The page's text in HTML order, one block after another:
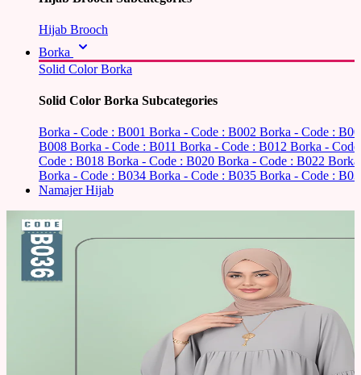
Hijab Brooch
Borka
Solid Color Borka
Solid Color Borka Subcategories
Borka - Code : B001 Borka - Code : B002 Borka - Code :
B008 Borka - Code : B011 Borka - Code : B012 Borka -
Code : B018 Borka - Code : B020 Borka - Code : B022
Borka - Code : B034 Borka - Code : B035 Borka - Code :
Namajer Hijab